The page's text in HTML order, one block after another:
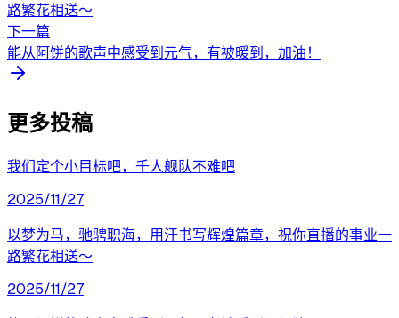
路繁花相送～
下一篇
能从阿饼的歌声中感受到元气，有被暖到，加油！
更多投稿
我们定个小目标吧，千人舰队不难吧
2025/11/27
以梦为马，驰骋职海，用汗书写辉煌篇章，祝你直播的事业一
路繁花相送～
2025/11/27